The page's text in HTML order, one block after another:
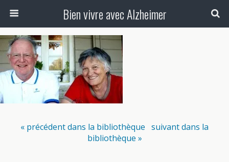
Bien vivre avec Alzheimer
« précédent dans la bibliothèque suivant dans la
bibliothèque »